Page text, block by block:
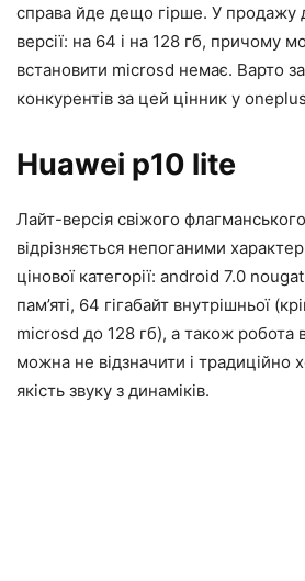
справа йде дещо гірше. У продажу
версії: на 64 і на 128 гб, причому
встановити microsd немає. Варто
конкурентів за цей цінник у
Huawei p10 lite
Лайт-версія свіжого
відрізняється непоганими
цінової категорії: android 7.0
пам’яті, 64 гігабайт внутрішньої
microsd до 128 гб), а також
можна не відзначити і традиційно
якість звуку з динаміків.